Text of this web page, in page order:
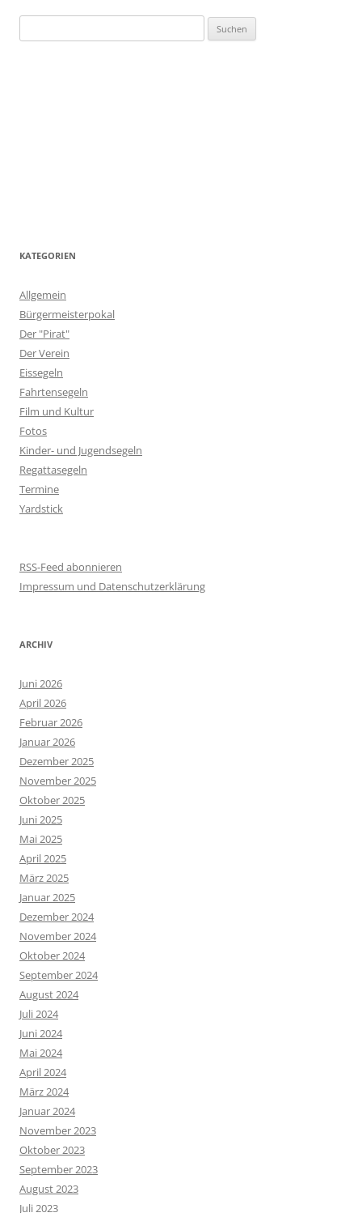
nach:
KATEGORIEN
Allgemein
Bürgermeisterpokal
Der "Pirat"
Der Verein
Eissegeln
Fahrtensegeln
Film und Kultur
Fotos
Kinder- und Jugendsegeln
Regattasegeln
Termine
Yardstick
RSS-Feed abonnieren
Impressum und Datenschutzerklärung
ARCHIV
Juni 2026
April 2026
Februar 2026
Januar 2026
Dezember 2025
November 2025
Oktober 2025
Juni 2025
Mai 2025
April 2025
März 2025
Januar 2025
Dezember 2024
November 2024
Oktober 2024
September 2024
August 2024
Juli 2024
Juni 2024
Mai 2024
April 2024
März 2024
Januar 2024
November 2023
Oktober 2023
September 2023
August 2023
Juli 2023